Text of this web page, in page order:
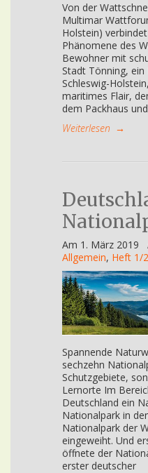
Von der
Multimar
Holstein)
Phänomene des
Bewohner mit
Stadt Tönning,
Schleswig-
maritimes Flair,
dem Packhaus
Weiterlesen →
Am 1. März 2019
Allgemein, Heft 1/
Spannende
sechzehn
Schutzgebiete,
Lernorte Im
Deutschland ein
Nationalpark in
Nationalpark der
eingeweiht. Und
öffnete der
erster deutscher